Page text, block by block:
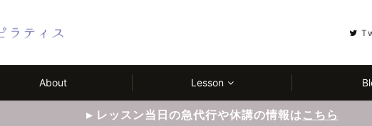
About Lesson
▸ レッスン当日の急代行や休講の情報はこちら